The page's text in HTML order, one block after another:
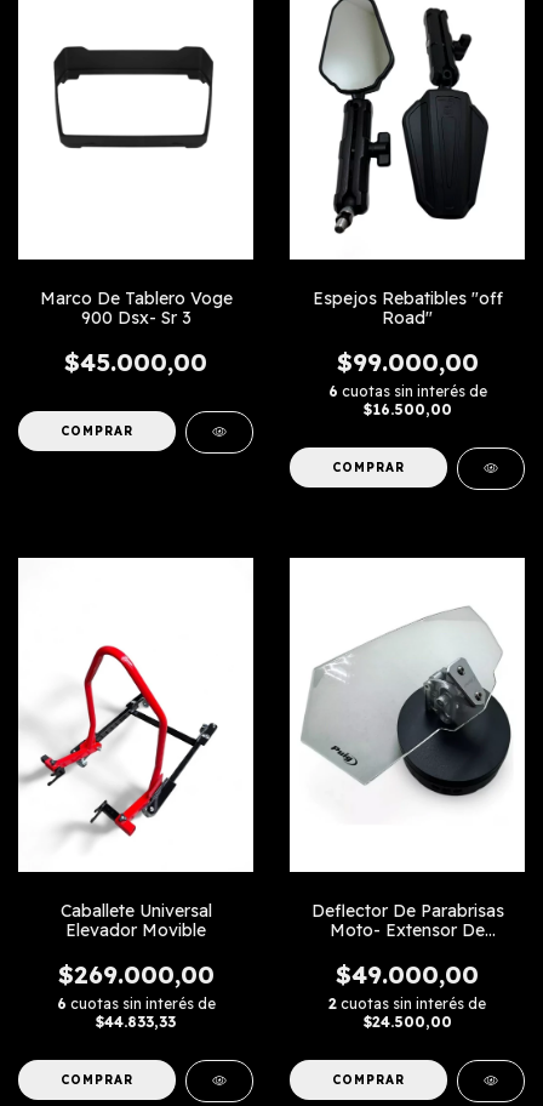
Marco De Tablero Voge
900 Dsx- Sr 3
$45.000,00
Espejos Rebatibles "off
Road"
$99.000,00
6 cuotas sin interés de
$16.500,00
Caballete Universal
Elevador Movible
$269.000,00
6 cuotas sin interés de
$44.833,33
COMPRAR
Deflector De Parabrisas
Moto- Extensor De
$49.000,00
2 cuotas sin interés de
$24.500,00
COMPRAR